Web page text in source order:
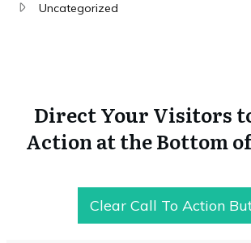
Uncategorized
Direct Your Visitors
Action at the Bottom
Clear Call To Action